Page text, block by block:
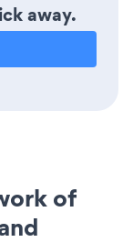
away.
of